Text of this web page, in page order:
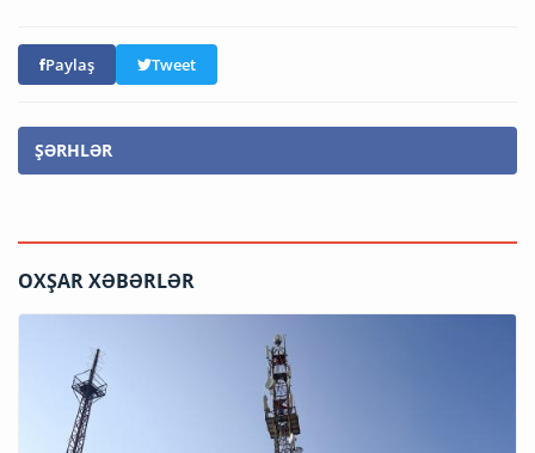
Paylaş Tweet
ŞƏRHLƏR
OXŞAR XƏBƏRLƏR